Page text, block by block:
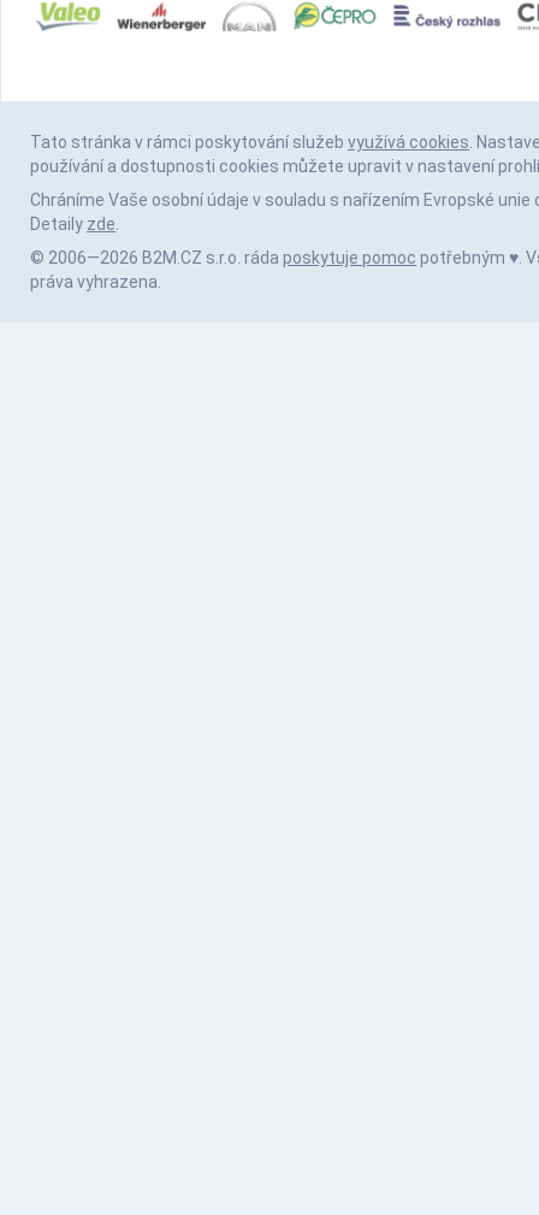
Tato stránka v rámci poskytování služeb využívá cookies.
používání a dostupnosti cookies můžete upravit v nastavení
Chráníme Vaše osobní údaje v souladu s nařízením Evropské unie
Detaily zde.
© 2006—2026 B2M.CZ s.r.o. ráda poskytuje pomoc potřebným ♥️.
práva vyhrazena.